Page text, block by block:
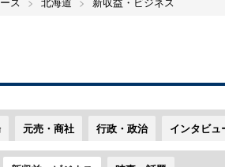
元売・商社 行政・政治 インタビュ